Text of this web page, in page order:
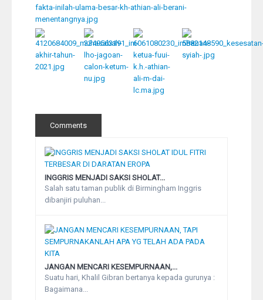
Comments
INGGRIS MENJADI SAKSI SHOLAT...
Salah satu taman publik di Birmingham Inggris
dibanjiri puluhan...
JANGAN MENCARI KESEMPURNAAN,...
Suatu hari, Khalil Gibran bertanya kepada gurunya :
Bagaimana...